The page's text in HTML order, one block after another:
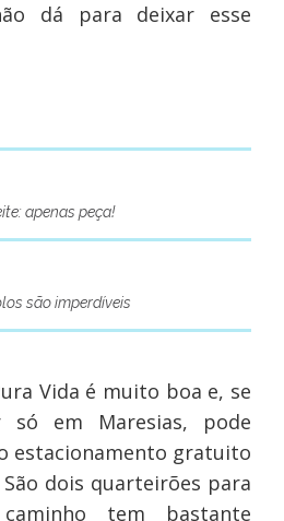
dá para deixar esse
apenas peça!
são imperdíveis
Vida é muito boa e, se
só em Maresias, pode
estacionamento gratuito
dois quarteirões para
tem bastante